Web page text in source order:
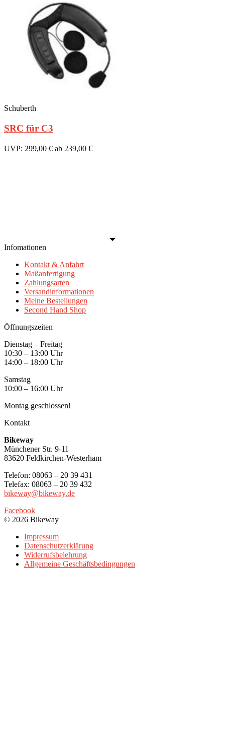
Schuberth
SRC für C3
UVP: 299,00 € ab 239,00 €
Infomationen
Kontakt & Anfahrt
Maßanfertigung
Zahlungsarten
Versandinformationen
Meine Bestellungen
Second Hand Shop
Öffnungszeiten
Dienstag – Freitag
10:30 – 13:00 Uhr
14:00 – 18:00 Uhr
Samstag
10:00 – 16:00 Uhr
Montag geschlossen!
Kontakt
Bikeway
Münchener Str. 9-11
83620 Feldkirchen-Westerham
Telefon: 08063 – 20 39 431
Telefax: 08063 – 20 39 432
bikeway@bikeway.de
Facebook
© 2026 Bikeway
Impressum
Datenschutzerklärung
Widerrufsbelehrung
Allgemeine Geschäftsbedingungen